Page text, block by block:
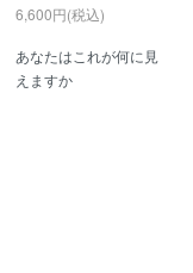
6,600円(税込)
あなたはこれが何に見
えますか